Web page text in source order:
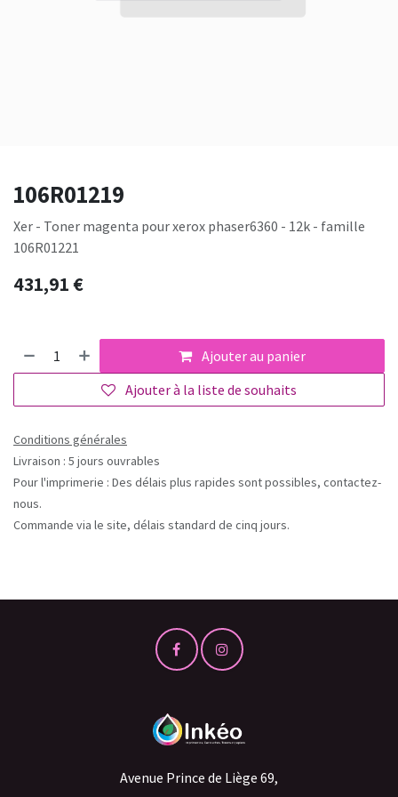
106R01219
Xer - Toner magenta pour xerox phaser6360 - 12k - famille
106R01221
431,91€
Ajouter au panier
Ajouter à la liste de souhaits
Conditions générales
Livraison : 5 jours ouvrables
Pour l'imprimerie : Des délais plus rapides sont possibles, contactez-
nous.
Commande via le site, délais standard de cinq jours.
Avenue Prince de Liège 69,